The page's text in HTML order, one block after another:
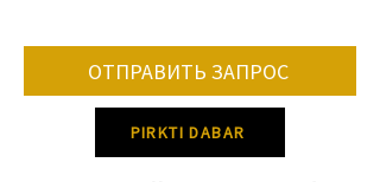
В среднем срок изготовления мебели
составляет 8-12 недель.
ОТПРАВИТЬ ЗАПРОС
PIRKTI DABAR